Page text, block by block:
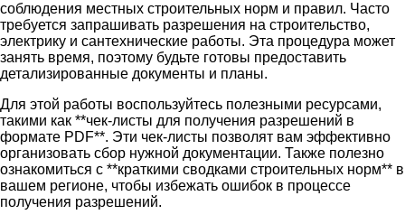
соблюдения местных строительных норм и правил. Часто
требуется запрашивать разрешения на строительство,
электрику и сантехнические работы. Эта процедура может
занять время, поэтому будьте готовы предоставить
детализированные документы и планы.
Для этой работы воспользуйтесь полезными ресурсами,
такими как **чек-листы для получения разрешений в
формате PDF**. Эти чек-листы позволят вам эффективно
организовать сбор нужной документации. Также полезно
ознакомиться с **краткими сводками строительных норм** в
вашем регионе, чтобы избежать ошибок в процессе
получения разрешений.